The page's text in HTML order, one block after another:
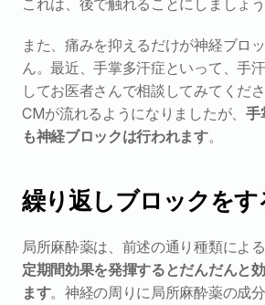
これは、後で触れることにしましょう
また、痛みを抑えるだけが神経ブロ
ん。最近、手掌多汗症といって、手
してお医者さんで相談してみてくだ
CMが流れるようになりましたが、 手
も神経ブロックは行われます。
繰り返しブロックをす
局所麻酔薬は、前述の通り種類による
定期間効果を発揮するとだんだんと
ます。神経の周りに局所麻酔薬の成